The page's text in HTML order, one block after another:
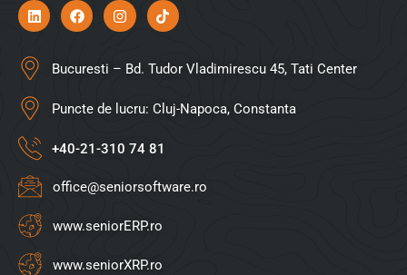
Bucuresti – Bd. Tudor Vladimirescu 45, Tati Center
Puncte de lucru: Cluj-Napoca, Constanta
+40-21-310 74 81
office@seniorsoftware.ro
www.seniorERP.ro
www.seniorXRP.ro